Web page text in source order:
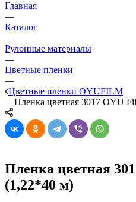
Главная
—
Каталог
—
Рулонные материалы
—
Цветные пленки
—
Цветные пленки OYUFILM
—Пленка цветная 3017 OYU
Пленка цветная
(1,22*40 м)